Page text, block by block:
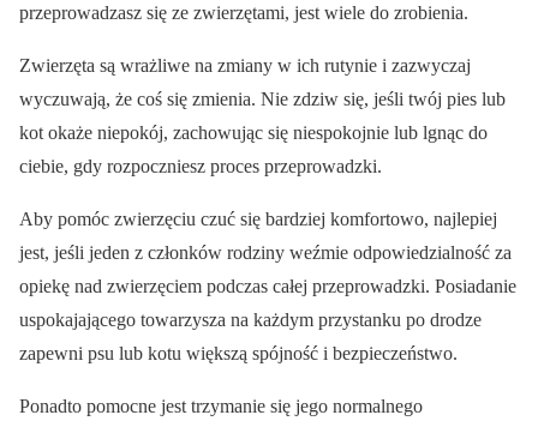
przeprowadzasz się ze zwierzętami, jest wiele do zrobienia.
Zwierzęta są wrażliwe na zmiany w ich rutynie i zazwyczaj
wyczuwają, że coś się zmienia. Nie zdziw się, jeśli twój pies lub
kot okaże niepokój, zachowując się niespokojnie lub lgnąc do
ciebie, gdy rozpoczniesz proces przeprowadzki.
Aby pomóc zwierzęciu czuć się bardziej komfortowo, najlepiej
jest, jeśli jeden z członków rodziny weźmie odpowiedzialność za
opiekę nad zwierzęciem podczas całej przeprowadzki. Posiadanie
uspokajającego towarzysza na każdym przystanku po drodze
zapewni psu lub kotu większą spójność i bezpieczeństwo.
Ponadto pomocne jest trzymanie się jego normalnego